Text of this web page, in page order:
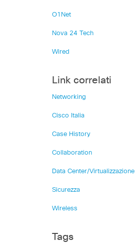
O1Net
Nova 24 Tech
Wired
Link correlati
Networking
Cisco Italia
Case History
Collaboration
Data Center/Virtualizzazione
Sicurezza
Wireless
Tags